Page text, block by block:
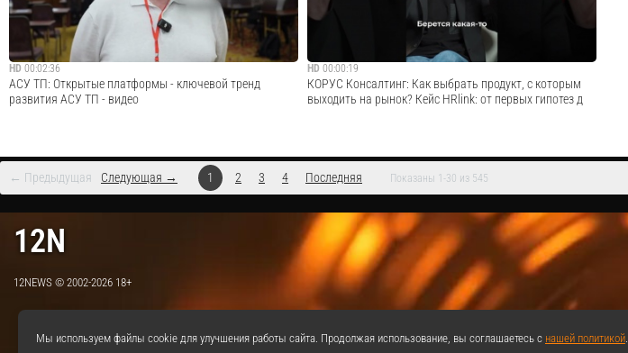
Cмотреть видео Cмотреть видео
HD 00:02:36
АСУ ТП: Открытые платформы - ключевой тренд
развития АСУ ТП - видео
промышленности 2024 - конференция CNews
Conferences. Уровень производительности труда в
HD 00:00:19
КОРУС Консалтинг: Как выбрать продукт, с которым
выходить на рынок? Кейс HRlink: от первых гипотез д
Консалтинг") и Дмитрия Махлина (HRlink).
Cмотреть видео
← Предыдущая Следующая → 1 2 3 4 Последняя Показаны 1-30 из 545
12N
12NEWS © 2002-2026 18+
Мы используем файлы cookie для улучшения работы сайта. Продолжая использование, вы соглашаетесь с нашей политикой.